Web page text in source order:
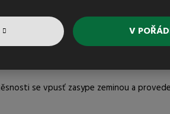
důležité místo spoje náležitě
se vpusť zasype zeminou a
V